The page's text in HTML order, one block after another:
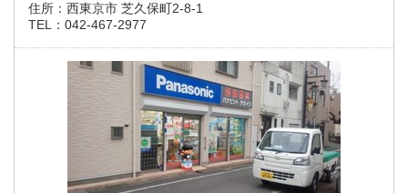
住所： 西東京市 芝久保町2-8-1
TEL： 042-467-2977